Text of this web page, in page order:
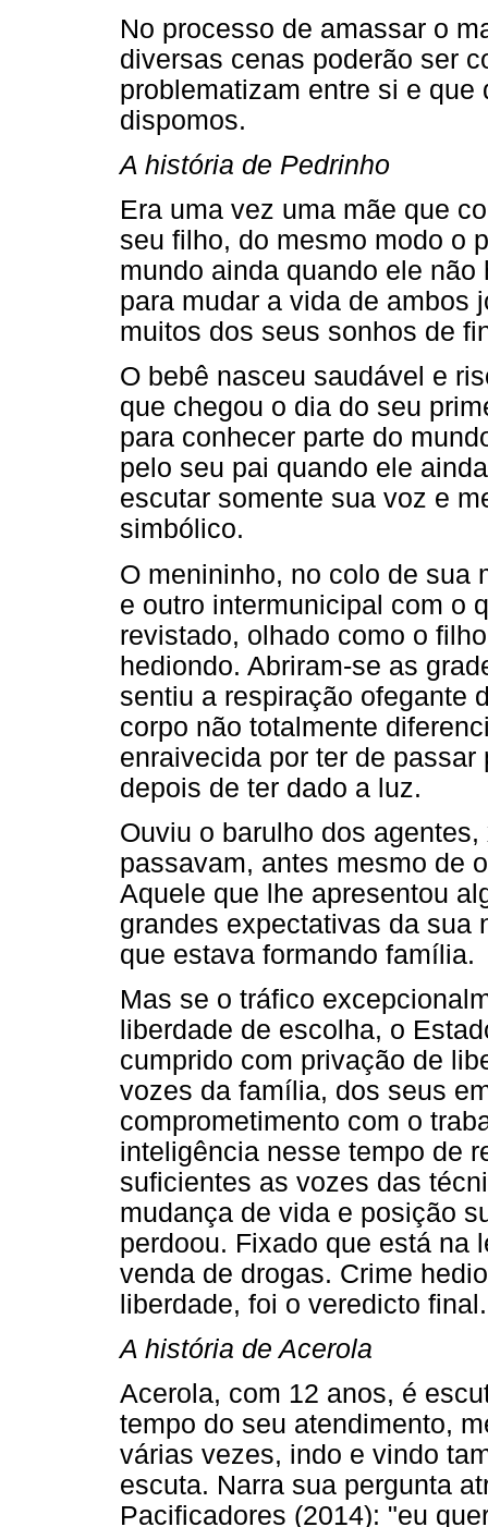
No processo de amassar o
diversas cenas poderão ser
problematizam entre si e
dispomos.
A história de Pedrinho
Era uma vez uma mãe que
seu filho, do mesmo modo o
mundo ainda quando ele
para mudar a vida de ambos
muitos dos seus sonhos de
O bebê nasceu saudável e
que chegou o dia do seu
para conhecer parte do
pelo seu pai quando ele
escutar somente sua voz e
simbólico.
O menininho, no colo de sua
e outro intermunicipal com o
revistado, olhado como o
hediondo. Abriram-se as
sentiu a respiração ofegante
corpo não totalmente
enraivecida por ter de
depois de ter dado a luz.
Ouviu o barulho dos
passavam, antes mesmo de
Aquele que lhe apresentou
grandes expectativas da sua
que estava formando família.
Mas se o tráfico
liberdade de escolha, o
cumprido com privação de
vozes da família, dos seus
comprometimento com o
inteligência nesse tempo de
suficientes as vozes das
mudança de vida e posição
perdoou. Fixado que está na
venda de drogas. Crime
liberdade, foi o veredicto final.
A história de Acerola
Acerola, com 12 anos, é
tempo do seu atendimento,
várias vezes, indo e vindo
escuta. Narra sua pergunta
Pacificadores (2014): "eu